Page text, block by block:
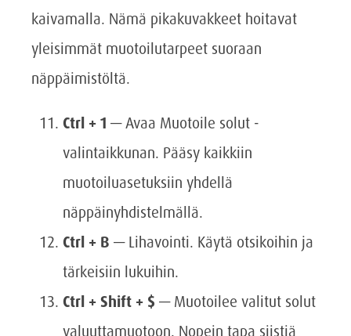
kaivamalla. Nämä pikakuvakkeet hoitavat
yleisimmät muotoilutarpeet suoraan
näppäimistöltä.
Ctrl + 1 — Avaa Muotoile solut -
valintaikkunan. Pääsy kaikkiin
muotoiluasetuksiin yhdellä
näppäinyhdistelmällä.
Ctrl + B — Lihavointi. Käytä otsikoihin ja
tärkeisiin lukuihin.
Ctrl + Shift + $ — Muotoilee valitut solut
valuuttamuotoon. Nopein tapa siistiä